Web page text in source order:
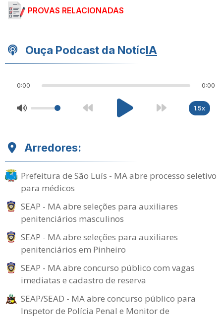
PROVAS RELACIONADAS
Ouça Podcast da NotícIA
0:00 0:00
1.5x
Arredores:
Prefeitura de São Luís - MA abre processo seletivo
para médicos
SEAP - MA abre seleções para auxiliares
penitenciários masculinos
SEAP - MA abre seleções para auxiliares
penitenciários em Pinheiro
SEAP - MA abre concurso público com vagas
imediatas e cadastro de reserva
SEAP/SEAD - MA abre concurso público para
Inspetor de Polícia Penal e Monitor de